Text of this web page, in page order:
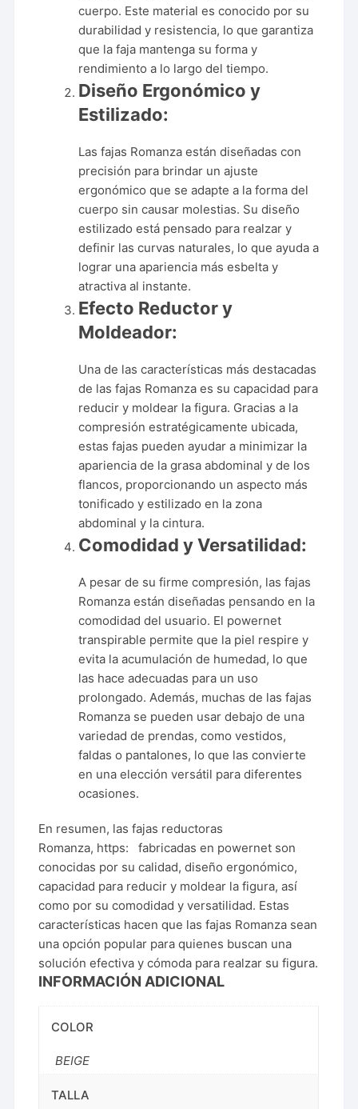
cuerpo. Este material es conocido por su
durabilidad y resistencia, lo que garantiza
que la faja mantenga su forma y
rendimiento a lo largo del tiempo.
Diseño Ergonómico y
Estilizado:
Las fajas Romanza están diseñadas con
precisión para brindar un ajuste
ergonómico que se adapte a la forma del
cuerpo sin causar molestias. Su diseño
estilizado está pensado para realzar y
definir las curvas naturales, lo que ayuda a
lograr una apariencia más esbelta y
atractiva al instante.
Efecto Reductor y
Moldeador:
Una de las características más destacadas
de las fajas Romanza es su capacidad para
reducir y moldear la figura. Gracias a la
compresión estratégicamente ubicada,
estas fajas pueden ayudar a minimizar la
apariencia de la grasa abdominal y de los
flancos, proporcionando un aspecto más
tonificado y estilizado en la zona
abdominal y la cintura.
Comodidad y Versatilidad:
A pesar de su firme compresión, las fajas
Romanza están diseñadas pensando en la
comodidad del usuario. El powernet
transpirable permite que la piel respire y
evita la acumulación de humedad, lo que
las hace adecuadas para un uso
prolongado. Además, muchas de las fajas
Romanza se pueden usar debajo de una
variedad de prendas, como vestidos,
faldas o pantalones, lo que las convierte
en una elección versátil para diferentes
ocasiones.
En resumen, las fajas reductoras
Romanza, https:
fabricadas en powernet son
conocidas por su calidad, diseño ergonómico,
capacidad para reducir y moldear la figura, así
como por su comodidad y versatilidad. Estas
características hacen que las fajas Romanza sean
una opción popular para quienes buscan una
solución efectiva y cómoda para realzar su figura.
INFORMACIÓN ADICIONAL
COLOR
BEIGE
TALLA